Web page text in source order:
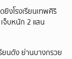
งโรงเรียนเทพศิริ
จ็บหนัก 2 แสน
ยนดัง ย่านบางกรวย